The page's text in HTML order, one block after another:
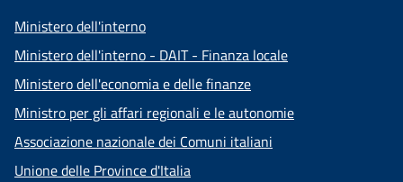
Ministero dell'interno
Ministero dell'interno - DAIT - Finanza locale
Ministero dell'economia e delle finanze
Ministro per gli affari regionali e le autonomie
Associazione nazionale dei Comuni italiani
Unione delle Province d'Italia